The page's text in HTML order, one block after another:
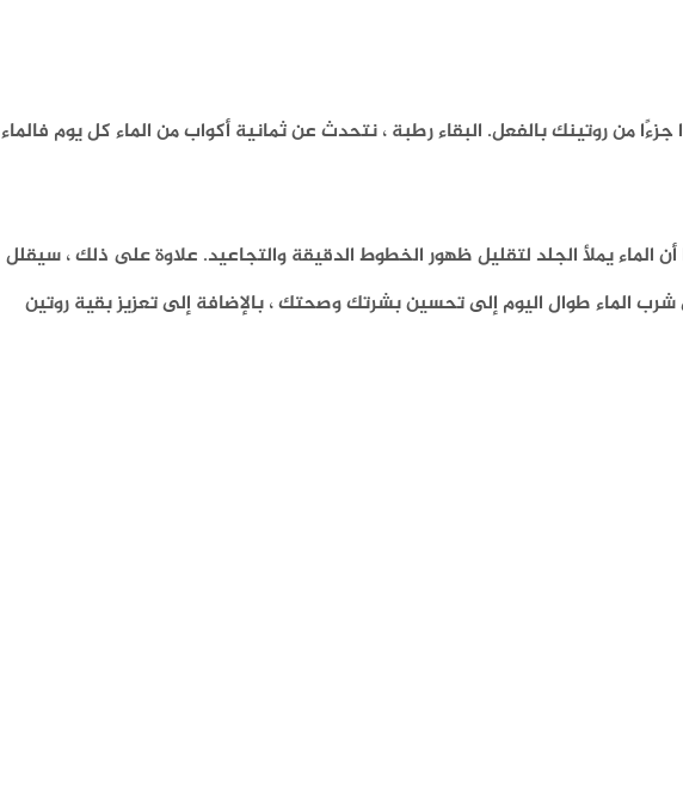
من روتينك بالفعل. البقاء رطبة ، نتحدث عن ثمانية أكواب من الماء كل يوم فالماء
يملأ الجلد لتقليل ظهور الخطوط الدقيقة والتجاعيد. علاوة على ذلك ، سيقلل
شرب الماء طوال اليوم إلى تحسين بشرتك وصحتك ، بالإضافة إلى تعزيز بقية روتين